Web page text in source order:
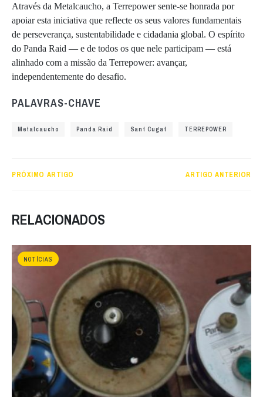
Através da Metalcaucho, a Terrepower sente-se honrada por
apoiar esta iniciativa que reflecte os seus valores fundamentais
de perseverança, sustentabilidade e cidadania global. O espírito
do Panda Raid — e de todos os que nele participam — está
alinhado com a missão da Terrepower: avançar,
independentemente do desafio.
PALAVRAS-CHAVE
Metalcaucho Panda Raid Sant Cugat TERREPOWER
PRÓXIMO ARTIGO ARTIGO ANTERIOR
RELACIONADOS
NOTÍCIAS